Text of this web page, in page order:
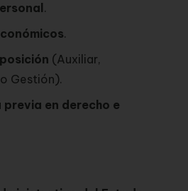
.
.
(Auxiliar,
Gestión).
previa en derecho e